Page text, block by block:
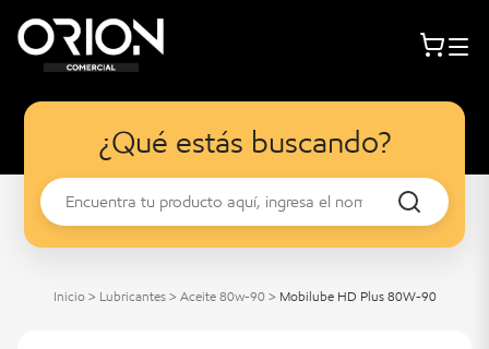
¿Qué estás buscando?
Inicio > Lubricantes > Aceite 80w-90 > Mobilube HD Plus 80W-90